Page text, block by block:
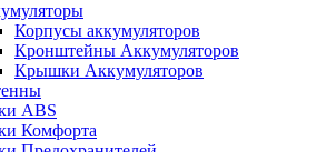
Корпусы аккумуляторов
Кронштейны Аккумуляторов
Крышки Аккумуляторов
ABS
Комфорта